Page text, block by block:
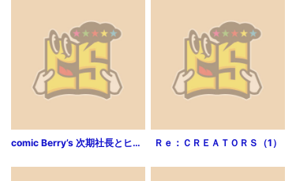
comic Berry’s 次期社長とヒミツの同居生活（分冊版）（1話） Ｒｅ：ＣＲＥＡＴＯＲＳ（1）